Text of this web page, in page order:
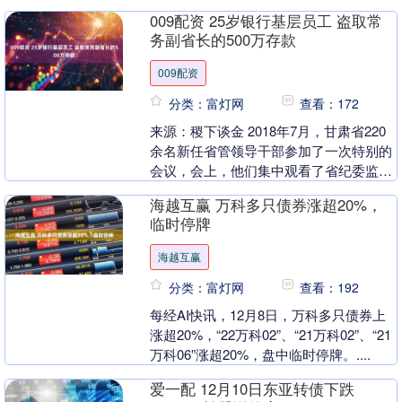
航母、嫦娥五号....
009配资 25岁银行基层员工 盗取常
务副省长的500万存款
009配资
分类：富灯网 查看：172
来源：稷下谈金 2018年7月，甘肃省220
余名新任省管领导干部参加了一次特别的
会议，会上，他们集中观看了省纪委监委
肃省农....
海越互赢 万科多只债券涨超20%，
临时停牌
海越互赢
分类：富灯网 查看：192
每经AI快讯，12月8日，万科多只债券上
涨超20%，“22万科02”、“21万科02”、“21
万科06”涨超20%，盘中临时停牌。....
爱一配 12月10日东亚转债下跌